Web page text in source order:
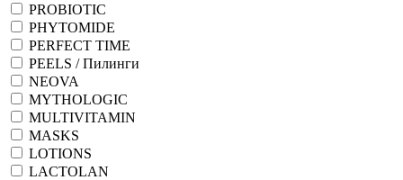
PROBIOTIC
PHYTOMIDE
PERFECT TIME
PEELS / Пилинги
NEOVA
MYTHOLOGIC
MULTIVITAMIN
MASKS
LOTIONS
LACTOLAN